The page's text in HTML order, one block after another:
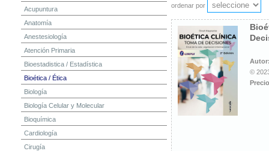
Acupuntura
Anatomía
Anestesiología
Atención Primaria
Bioestadistica / Estadística
Bioética / Ética
Biología
Biología Celular y Molecular
Bioquímica
Cardiología
Cirugía
ordenar por
©